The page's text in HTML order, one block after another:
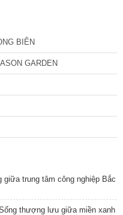
BIÊN
GARDEN
trung tâm công nghiệp Bắc
thượng lưu giữa miền xanh